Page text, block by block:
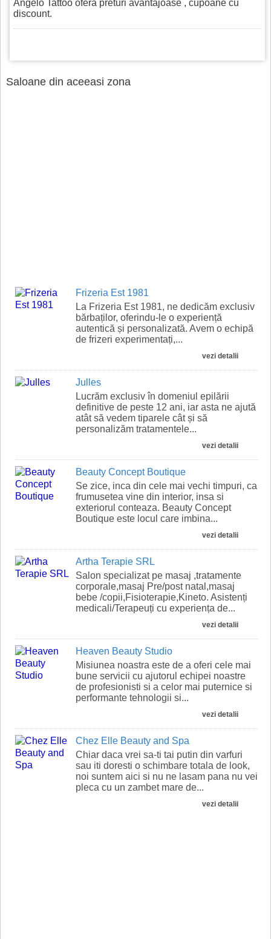
Angelo Tattoo ofera preturi avantajoase , cupoane cu
discount.
Saloane din aceeasi zona
Frizeria Est 1981
La Frizeria Est 1981, ne dedicăm exclusiv
bărbaților, oferindu-le o experiență
autentică și personalizată. Avem o echipă
de frizeri experimentați,...
vezi detalii
Julles
Lucrăm exclusiv în domeniul epilării
definitive de peste 12 ani, iar asta ne ajută
atât să vedem tiparele cât și să
personalizăm tratamentele...
vezi detalii
Beauty Concept Boutique
Se zice, inca din cele mai vechi timpuri, ca
frumusetea vine din interior, insa si
exteriorul conteaza. Beauty Concept
Boutique este locul care imbina...
vezi detalii
Artha Terapie SRL
Salon specializat pe masaj ,tratamente
corporale,masaj Pre/post natal,masaj
bebe /copii,Fisioterapie,Kineto. Asistenți
medicali/Terapeuți cu experiența de...
vezi detalii
Heaven Beauty Studio
Misiunea noastra este de a oferi cele mai
bune servicii cu ajutorul echipei noastre
de profesionisti si a celor mai puternice si
performante tehnologii si...
vezi detalii
Chez Elle Beauty and Spa
Chiar daca vrei sa-ti tai putin din varfuri
sau iti doresti o schimbare totala de look,
noi suntem aici si nu ne lasam pana nu vei
pleca cu un zambet mare de...
vezi detalii